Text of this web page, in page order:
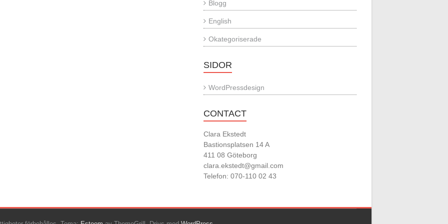
Blogg
English
Okategoriserade
SIDOR
WordPressdesign
CONTACT
Clara Ekstedt
Bastionsplatsen 14 A
411 08 Göteborg
clara.ekstedt@gmail.com
Telefon: 070-110 02 43